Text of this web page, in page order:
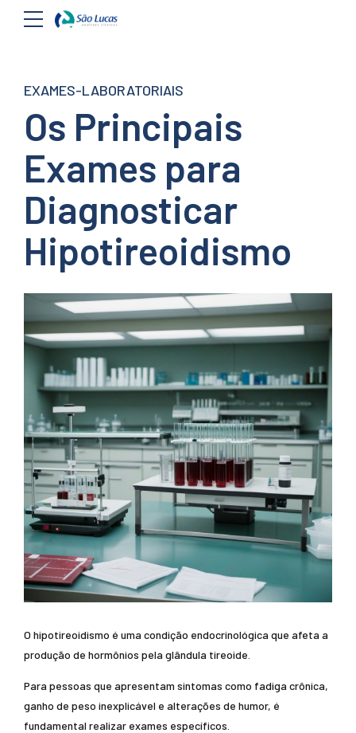
EXAMES-LABORATORIAIS
Os Principais
Exames para
Diagnosticar
Hipotireoidismo
O hipotireoidismo é uma condição endocrinológica que afeta a
produção de hormônios pela glândula tireoide.
Para pessoas que apresentam sintomas como fadiga crônica,
ganho de peso inexplicável e alterações de humor, é
fundamental realizar exames específicos.